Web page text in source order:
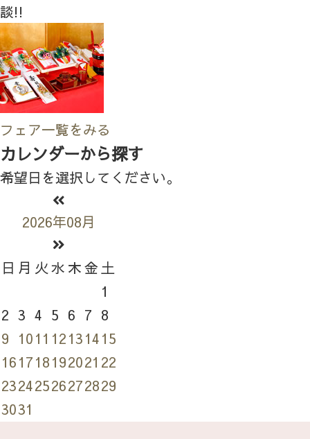
談!!
フェア一覧をみる
カレンダーから探す
希望日を選択してください。
2026年08月
日 月 火水 木金 土
1
2 3 4 5 6 7 8
9 1011 12131415
161718192021 22
23242526272829
3031